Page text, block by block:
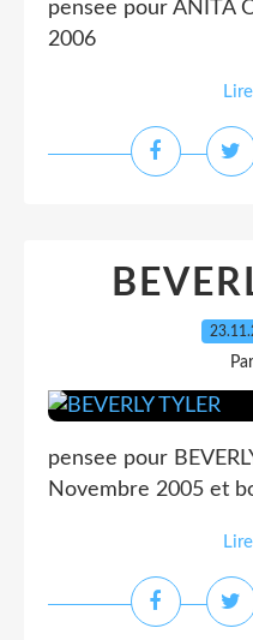
pensee pour ANITA
2006
pensee pour
Novembre 2005 et